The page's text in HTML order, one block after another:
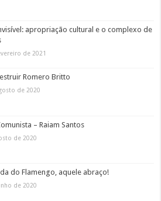
apropriação cultural e o complexo de
de 2021
Romero Britto
de 2020
– Raiam Santos
de 2020
do Flamengo, aquele abraço!
de 2020